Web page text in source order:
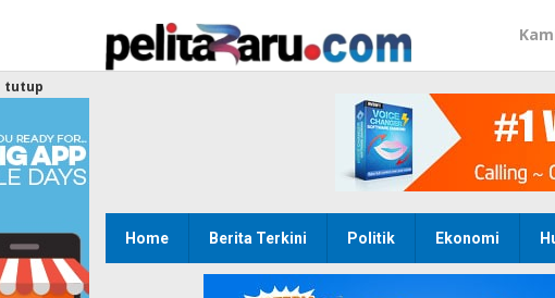
Home Berita Terkini Politik Ekonomi
tutup